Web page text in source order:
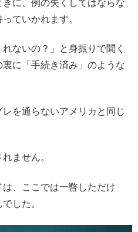
に、例の失くしてはならな
ていかれます。
ないの？」と身振りで聞く
に「手続き済み」のような
を通らないアメリカと同じ
ません。
、ここでは一瞥しただけ
した。